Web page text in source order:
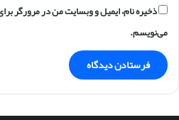
ذخیره نام، ایمیل و وبسایت من در مرورگر
می‌نویسم.